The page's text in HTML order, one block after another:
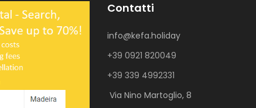
Contatti
info@kefa.holiday
+39 0921 820049
+39 339 4992331
Via Nino Martoglio, 8